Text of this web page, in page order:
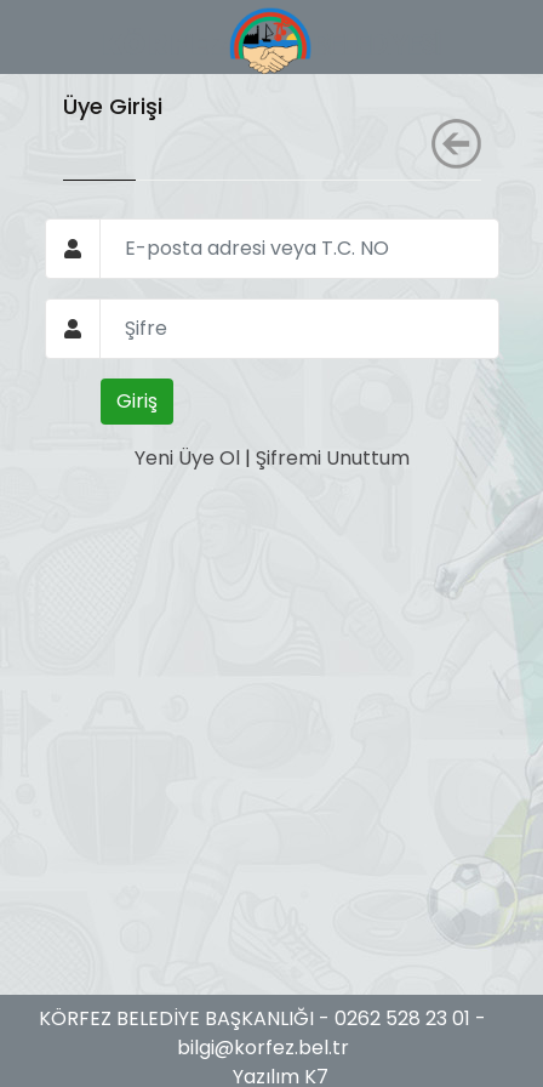
Üye Girişi
Yeni Üye Ol | Şifremi Unuttum
KÖRFEZ BELEDİYE BAŞKANLIĞI - 0262 528 23 01 -
bilgi@korfez.bel.tr
Yazılım K7